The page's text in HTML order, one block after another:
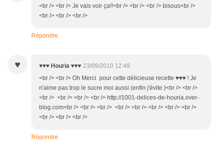
<br /> <br /> Je vais voir ça!!<br /> <br /> <br /> bisous<br />
<br /> <br /> <br />
Répondre
♥ ♥♥♥ Houria ♥♥♥ 23/09/2010 12:49
<br /> <br /> Oh Merci pour cette délicieuse recette ♥♥♥ ! Je
n'aime pas trop le sucre moi aussi (enfin j'évite )<br /> <br />
<br /> <br /> <br /> <br /> http://1001-delices-de-houria.over-
blog.com<br /> <br /> <br /> <br /> <br /> <br /> <br /> <br />
<br /> <br /> <br />
Répondre